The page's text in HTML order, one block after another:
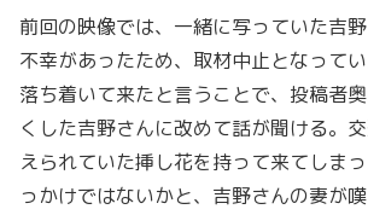
前回の映像では、一緒に写っていた吉
不幸があったため、取材中止となって
落ち着いて来たと言うことで、投稿者
くした吉野さんに改めて話が聞ける。
えられていた挿し花を持って来てしま
っかけではないかと、吉野さんの妻が